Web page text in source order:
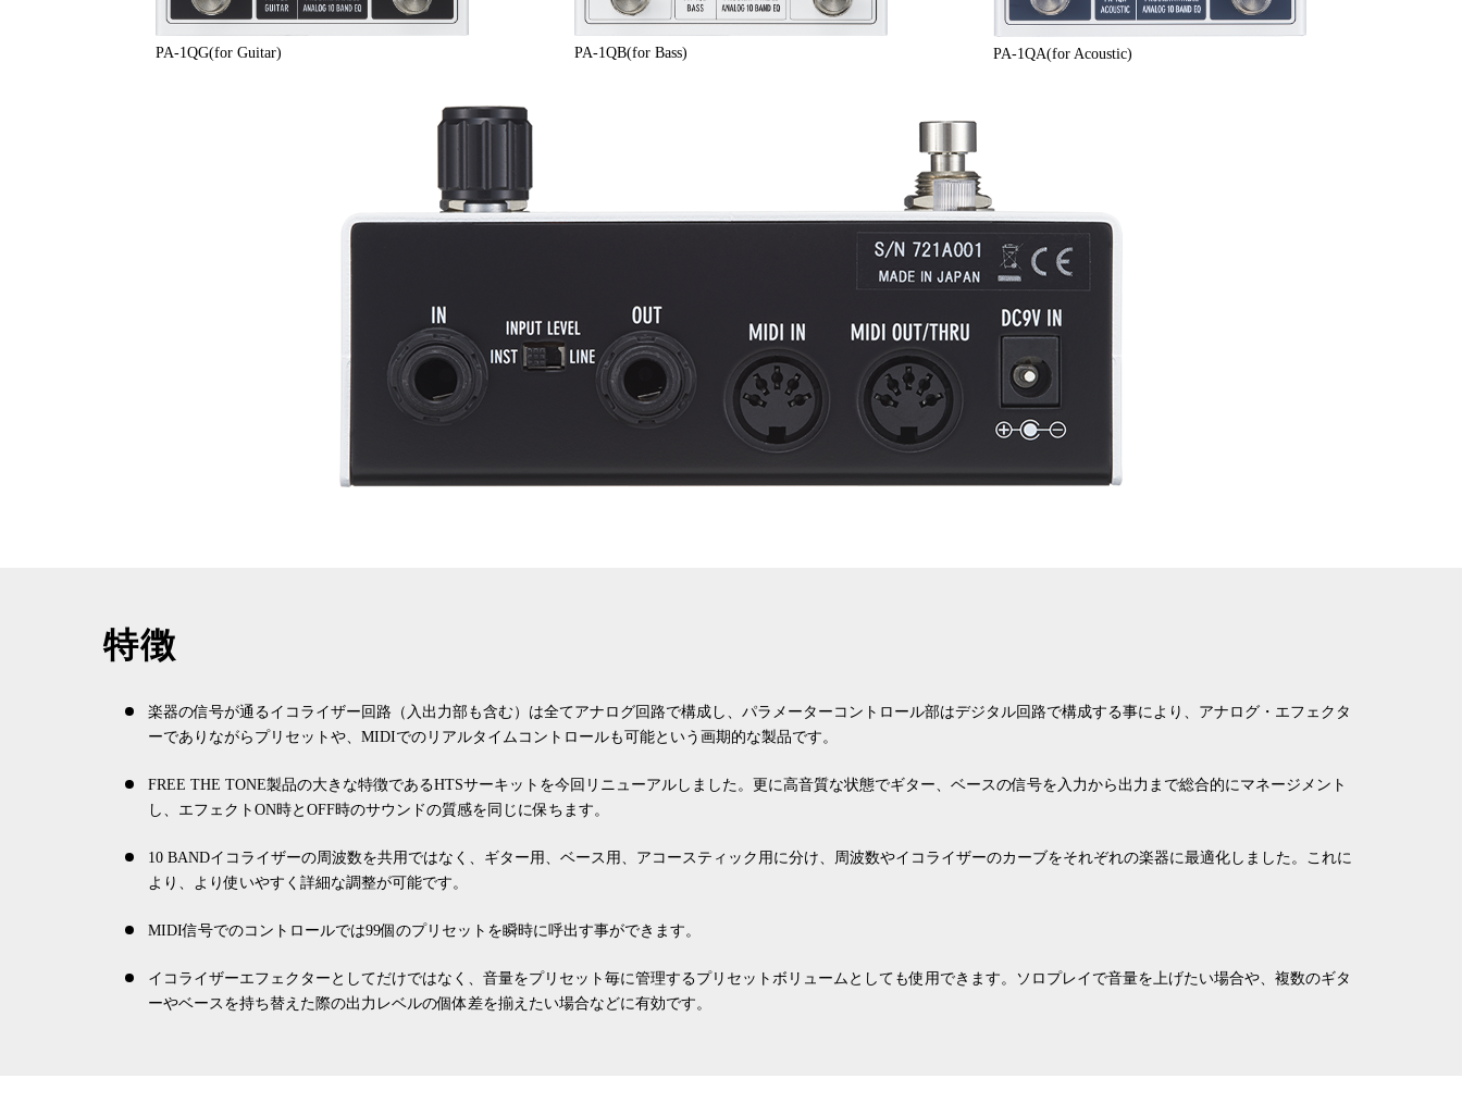
PA-1QG(for Guitar) PA-1QB(for Bass) PA-1QA(for Acoustic)
特徴
楽器の信号が通るイコライザー回路（入出力部も含む）は全てアナログ回路で構成し、パラメーターコントロール部はデジタル回路で構成する事により、アナログ・エフェクタ
ーでありながらプリセットや、MIDIでのリアルタイムコントロールも可能という画期的な製品です。
FREE THE TONE製品の大きな特徴であるHTSサーキットを今回リニューアルしました。更に高音質な状態でギター、ベースの信号を入力から出力まで総合的にマネージメント
し、エフェクトON時とOFF時のサウンドの質感を同じに保ちます。
10 BANDイコライザーの周波数を共用ではなく、ギター用、ベース用、アコースティック用に分け、周波数やイコライザーのカーブをそれぞれの楽器に最適化しました。これに
より、より使いやすく詳細な調整が可能です。
MIDI信号でのコントロールでは99個のプリセットを瞬時に呼出す事ができます。
イコライザーエフェクターとしてだけではなく、音量をプリセット毎に管理するプリセットボリュームとしても使用できます。ソロプレイで音量を上げたい場合や、複数のギタ
ーやベースを持ち替えた際の出力レベルの個体差を揃えたい場合などに有効です。